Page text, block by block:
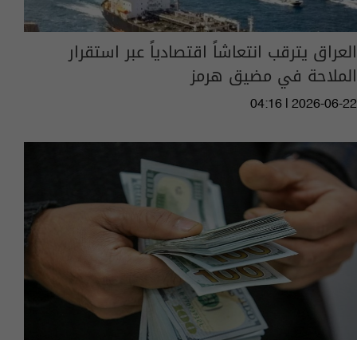
العراق يترقب انتعاشاً اقتصادياً عبر استقرار
الملاحة في مضيق هرمز
04:16 | 2026-06-22